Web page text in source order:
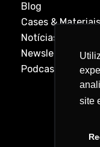
site
site
Blog
Cases & Materiais
Notícias
Newsletter
Podcast